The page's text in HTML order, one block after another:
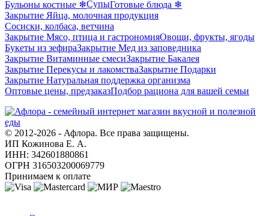
Бульоны костные ❄СупыГотовые блюда ❄
Закрытие Яйца, молочная продукция
Сосиски, колбаса, ветчина
Закрытие Мясо, птица и гастрономияОвощи, фрукты, ягоды
Букеты из зефираЗакрытие Мед из заповедника
Закрытие Витаминные смесиЗакрытие Бакалея
Закрытие Перекусы и лакомстваЗакрытие Подарки
Закрытие Натуральная поддержка организма
Оптовые цены, предзаказПодбор рациона для вашей семьи
© 2012-2026 - Афлора. Все права защищены.
ИП Кожинова Е. А.
ИНН: 342601880861
ОГРН 316503200069779
Принимаем к оплате